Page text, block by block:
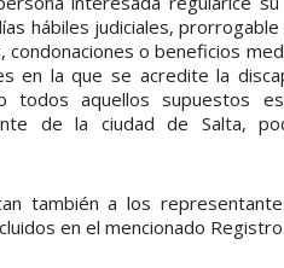
hábiles judiciales,
o beneficios
en la que se acredite la
todos aquellos supuestos
de la ciudad de Salta,
también a los
en el mencionado Registro.